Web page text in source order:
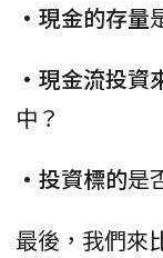
•現金的存量
•現金流投資
中？
•投資標的是
最後，我們來